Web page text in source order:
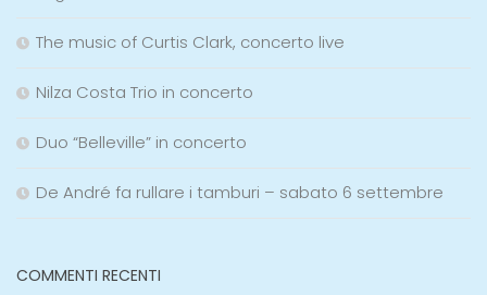
The music of Curtis Clark, concerto live
Nilza Costa Trio in concerto
Duo “Belleville” in concerto
De André fa rullare i tamburi – sabato 6 settembre
COMMENTI RECENTI